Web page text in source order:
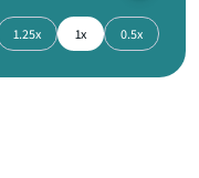
0.5x
1x
1.25x